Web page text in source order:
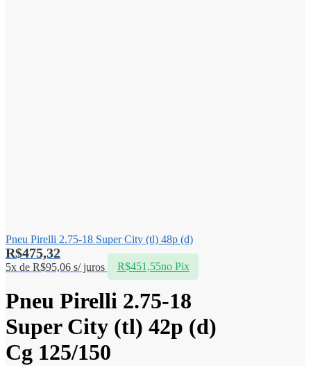
Pneu Pirelli 2.75-18 Super City (tl) 48p (d)
R$475,32
5x de R$95,06 s/ juros R$451,55no Pix
Pneu Pirelli 2.75-18
Super City (tl) 42p (d)
Cg 125/150